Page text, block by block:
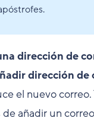
dirección de
dirección de
el nuevo
añadir un